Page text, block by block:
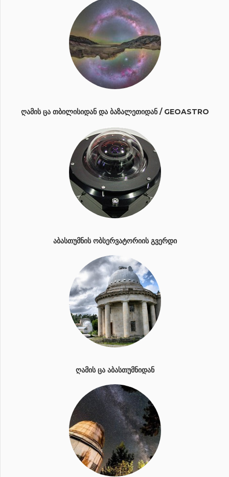
ᲦᲐᲛᲘᲡ ᲪᲐ ᲗᲑᲘᲚᲘᲡᲘᲓᲐᲜ ᲓᲐ ᲑᲐᲖᲐᲚᲔᲗᲘᲓᲐᲜ / GEOASTRO
ᲐᲑᲐᲡᲗᲣᲛᲜᲘᲡ ᲝᲑᲡᲔᲠᲕᲐᲢᲝᲠᲘᲘᲡ ᲒᲕᲔᲠᲓᲘ
ᲦᲐᲛᲘᲡ ᲪᲐ ᲐᲑᲐᲡᲗᲣᲛᲜᲘᲓᲐᲜ